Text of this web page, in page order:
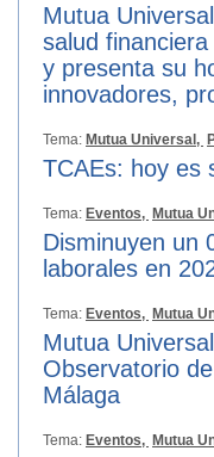
Mutua
salud
y presenta su
innovadores,
Tema: Mutua Universal,
TCAEs: hoy es
Tema: Eventos, Mutua
Disminuyen un
laborales en
Tema: Eventos, Mutua
Mutua
Observatorio
Málaga
Tema: Eventos, Mutua